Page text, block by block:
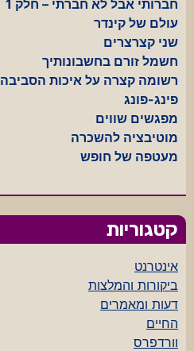
חברותי אבל לא חברתי – חלק 1
עולם של קינדר
שני קצרצרים
חשמל זורם בחשבונותיך
רשומה קצרה על איכות הסביבה
פינג-פונג
מפגשים שווים
מוטיבציה להשכרה
מעטפה של חופש
קטגוריות
אינטרנט
ביקורות והמלצות
דעות ומאמרים
החיים
וורדפרס